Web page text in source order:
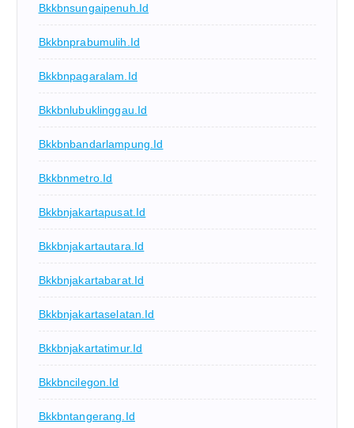
Bkkbnsungaipenuh.id
Bkkbnprabumulih.id
Bkkbnpagaralam.id
Bkkbnlubuklinggau.id
Bkkbnbandarlampung.id
Bkkbnmetro.id
Bkkbnjakartapusat.id
Bkkbnjakartautara.id
Bkkbnjakartabarat.id
Bkkbnjakartaselatan.id
Bkkbnjakartatimur.id
Bkkbncilegon.id
Bkkbntangerang.id